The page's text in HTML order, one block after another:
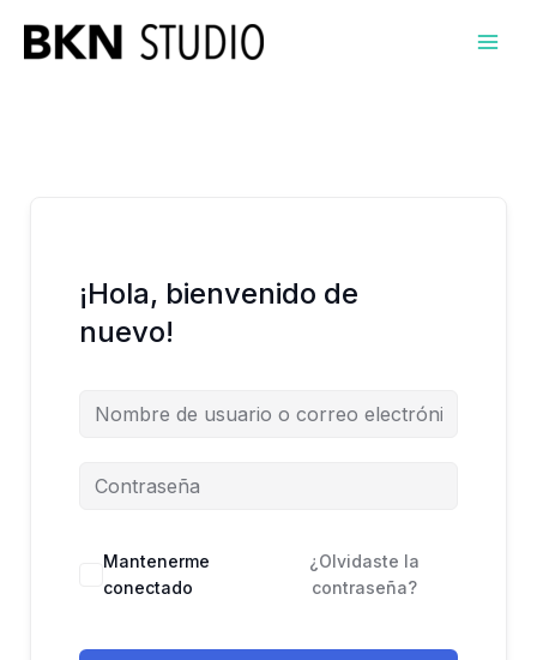
¡Hola, bienvenido de
nuevo!
Mantenerme
conectado
¿Olvidaste la
contraseña?